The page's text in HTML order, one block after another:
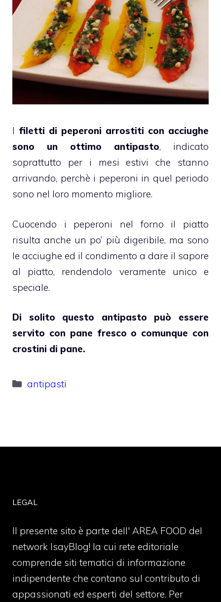
I filetti di peperoni arrostiti con acciughe
sono un ottimo antipasto, indicato
soprattutto per i mesi estivi che stanno
arrivando, perchè i peperoni in quel periodo
sono nel loro momento migliore.
Cuocendo i peperoni nel forno il piatto
risulta anche un po’ più digeribile, ma sono
le acciughe ed il condimento a dare il sapore
al piatto, rendendolo veramente unico e
speciale.
Di solito questo antipasto può essere
servito con pane fresco o comunque con
crostini di pane.
Categorie
antipasti
LEGAL
Il presente sito è parte dell' AREA FOOD del
network IsayBlog! la cui rete editoriale
comprende siti tematici di informazione
indipendente che contano sul contributo di
appassionati ed esperti del settore. Per